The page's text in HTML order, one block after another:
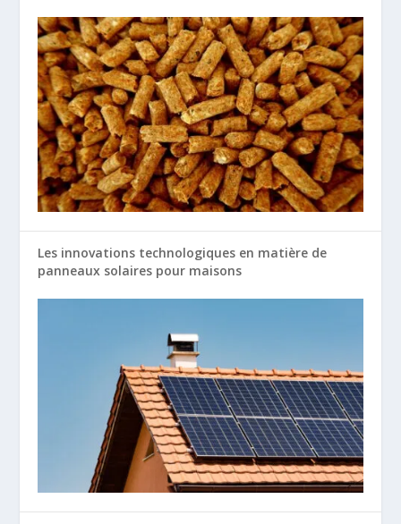
Les innovations technologiques en matière de
panneaux solaires pour maisons